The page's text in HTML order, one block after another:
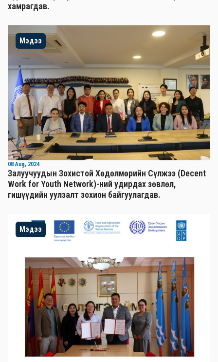
хамрагдав.
Мэдээ
08 Aug, 2024
Залуучуудын Зохистой Хөдөлмөрийн Сүлжээ (Decent
Work for Youth Network)-ний удирдах зөвлөл,
гишүүдийн уулзалт зохион байгуулагдав.
Мэдээ